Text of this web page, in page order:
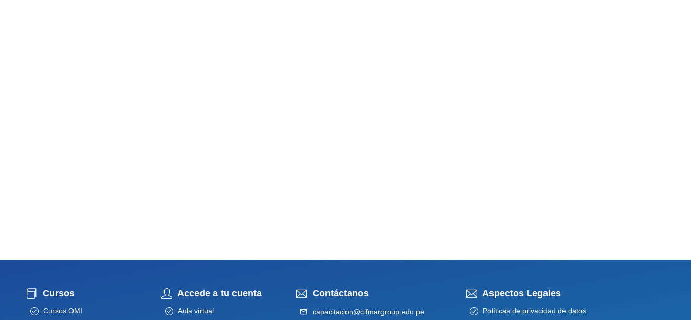
Cursos
Cursos OMI
Accede a tu cuenta
Aula virtual
Contáctanos
capacitacion@cifmargroup.edu.pe
Aspectos Legales
Políticas de privacidad de datos